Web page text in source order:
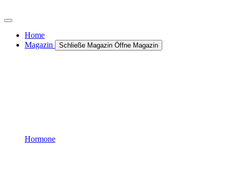
Inhalt
Home
Magazin
Schließe Magazin Öffne Magazin
Hormone